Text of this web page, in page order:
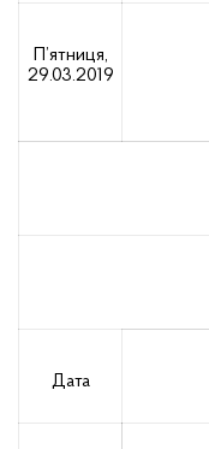
П’ятниця,
29.03.2019
Дата